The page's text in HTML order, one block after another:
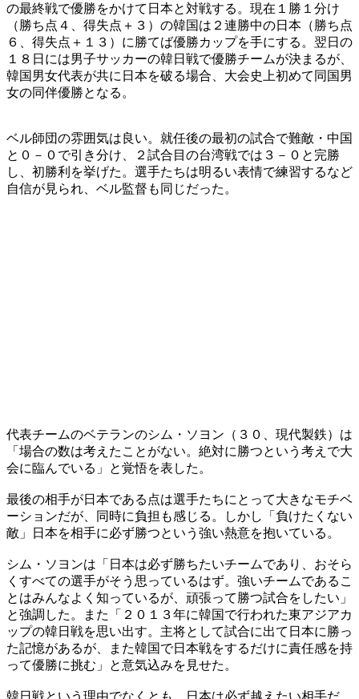
の最終戦で優勝をかけて日本と対戦する。現在１勝１分け
（勝ち点４、得失点＋３）の韓国は２連勝中の日本（勝ち点
６、得失点＋１３）に勝てば優勝カップを手にする。翌日の
１８日には男子サッカーの韓日戦で優勝チームが決まるが、
韓国男女代表が共に日本を破る場合、大会史上初めて同国男
女の同伴優勝となる。
ベル師団の雰囲気は良い。就任後の最初の試合で難敵・中国
と０－０で引き分け、２試合目の台湾戦では３－０と完勝
し、初勝利を挙げた。選手たちは明るい表情で練習するなど
自信が見られ、ベル監督も同じだった。
代表チームのベテランのシム・ソヨン（３０、現代製鉄）は
「場合の数は考えたことがない。絶対に勝つという考えで大
会に臨んでいる」と覚悟を表した。
最後の相手が日本である点は選手たちにとって大きなモチベ
ーションだが、同時に負担も感じる。しかし「負けたくない
敵」日本を相手に必ず勝つという強い熱意を抱いている。
シム・ソヨンは「日本は必ず勝ちたいチームであり、おそら
くすべての選手がそう思っているはず。強いチームであるこ
とはみんなよく知っているが、頑張って勝つ試合をしたい」
と強調した。また「２０１３年に韓国で行われた東アジアカ
ップの韓日戦を思い出す。主将として試合に出て日本に勝っ
た記憶があるが、また韓国で日本戦をするだけに責任感を持
って優勝に挑む」と意気込みを見せた。
韓日戦という理由でなくとも、日本は必ず越えたい相手だ。